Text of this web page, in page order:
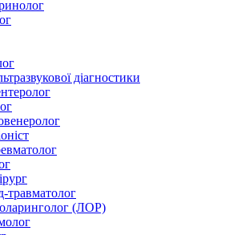
діагностики
травматолог
(ЛОР)